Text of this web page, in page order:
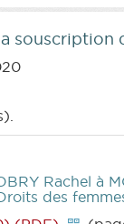
souscription
Rachel à
des